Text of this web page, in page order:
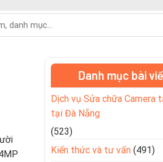
Danh mục bài
Dịch vụ Sửa chữa Camera
tại Đà Nẵng
(523)
Kiến thức và tư vấn (491)